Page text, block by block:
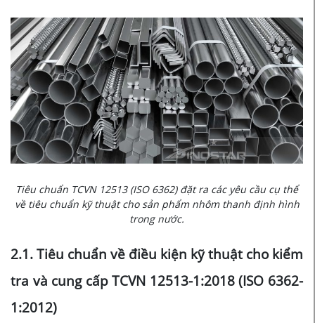
Tiêu chuẩn TCVN 12513 (ISO 6362) đặt ra các yêu cầu cụ thể
về tiêu chuẩn kỹ thuật cho sản phẩm nhôm thanh định hình
trong nước.
2.1. Tiêu chuẩn về điều kiện kỹ thuật cho kiểm
tra và cung cấp TCVN 12513-1:2018 (ISO 6362-
1:2012)